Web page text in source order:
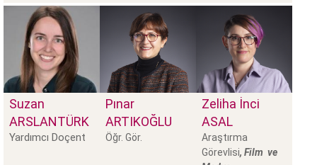
Suzan
ARSLANTÜRK
Yardımcı Doçent
Pınar
ARTIKOĞLU
Öğr. Gör.
Zeliha İnci
ASAL
Araştırma
Görevlisi, Film ve